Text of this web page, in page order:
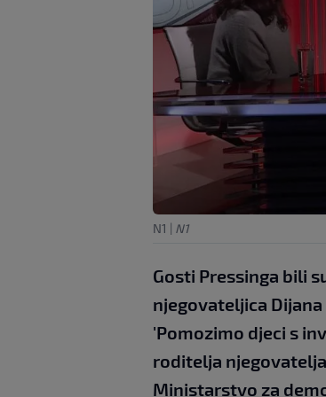
N1 | N1
Gosti Pressinga bili
njegovateljica
'Pomozimo djeci s
roditelja
Ministarstvo za